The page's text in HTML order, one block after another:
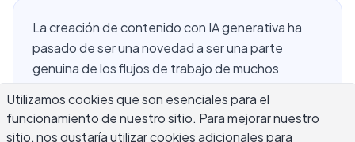
La creación de contenido con IA generativa ha
pasado de ser una novedad a ser una parte
genuina de los flujos de trabajo de muchos
publicar de manera más consistente, un
comerciante que gestiona múltiples cuentas o un
Utilizamos cookies que son esenciales para el
funcionamiento de nuestro sitio. Para mejorar nuestro
sitio, nos gustaría utilizar cookies adicionales para